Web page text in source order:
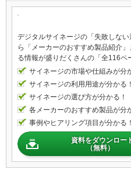
あると思うので、じゃあ今日は
ていう風に移動することも可能
スタンドはいろんな種類がある
選べるんですか。
たくさん種類ございます。例え
お子様とかがいらっしゃるので
れない、足がかからないような
ースと呼ばれるようなスタンド
し、絵とか描けるような、ちょ
たいな形のイーゼルスタンドっ
ものもあったりとか、結構いろ
デジタルサイネージの「失敗しな
ら「メーカーのおすすめ製品紹介」
る情報が盛りだくさんの「全116ペ
サイネージの市場や仕組みが分
サイネージの利用用途が分かる！
サイネージの選び方が分かる！
各メーカーのおすすめ製品が分
事例やヒアリング項目が分かる！
資料をダウンロー
（無料）